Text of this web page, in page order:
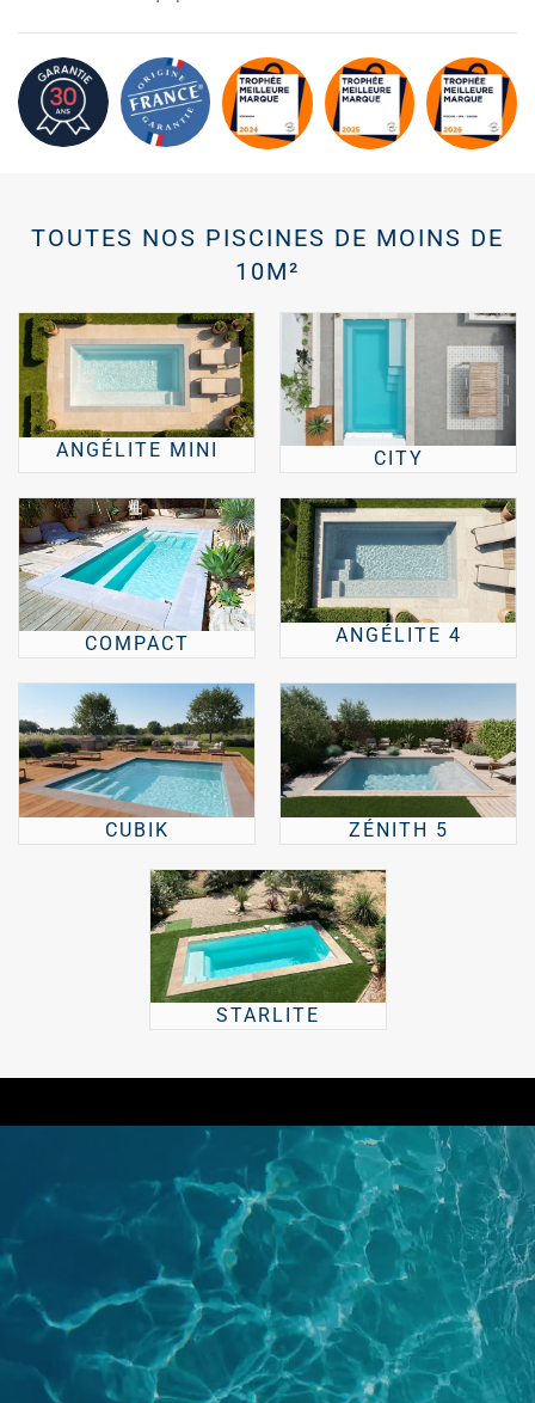
TOUTES NOS PISCINES DE MOINS DE
10M²
ANGÉLITE MINI CITY
COMPACT ANGÉLITE 4
CUBIK ZÉNITH 5
STARLITE